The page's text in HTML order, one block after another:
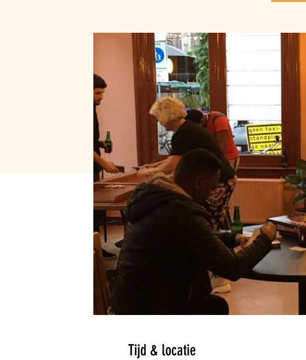
Tijd & locatie